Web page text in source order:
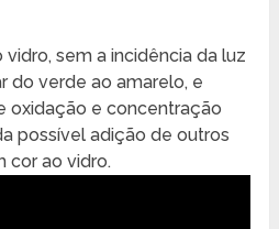
sem a incidência da luz
do verde ao amarelo, e
oxidação e concentração
possível adição de outros
cor ao vidro.